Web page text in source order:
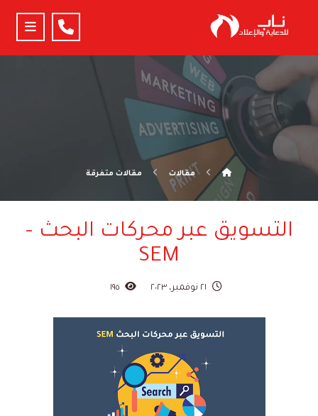
مقالات مقالات متفرقة
التسويق عبر محركات البحث –
SEM
٢١ نوفمبر، ٢٠٢٣ ١٩٥